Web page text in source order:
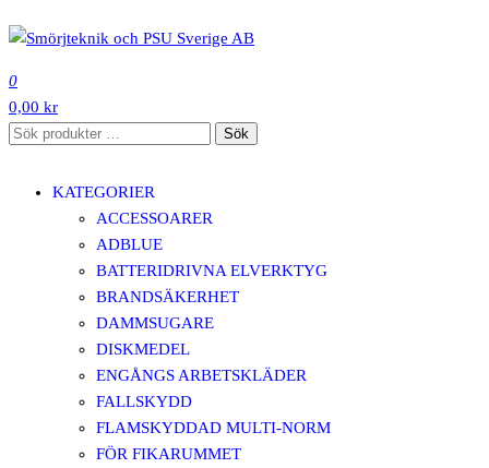
till
innehåll
0
0,00 kr
Sök
Sök
KATEGORIER
ACCESSOARER
ADBLUE
BATTERIDRIVNA ELVERKTYG
BRANDSÄKERHET
DAMMSUGARE
DISKMEDEL
ENGÅNGS ARBETSKLÄDER
FALLSKYDD
FLAMSKYDDAD MULTI-NORM
FÖR FIKARUMMET